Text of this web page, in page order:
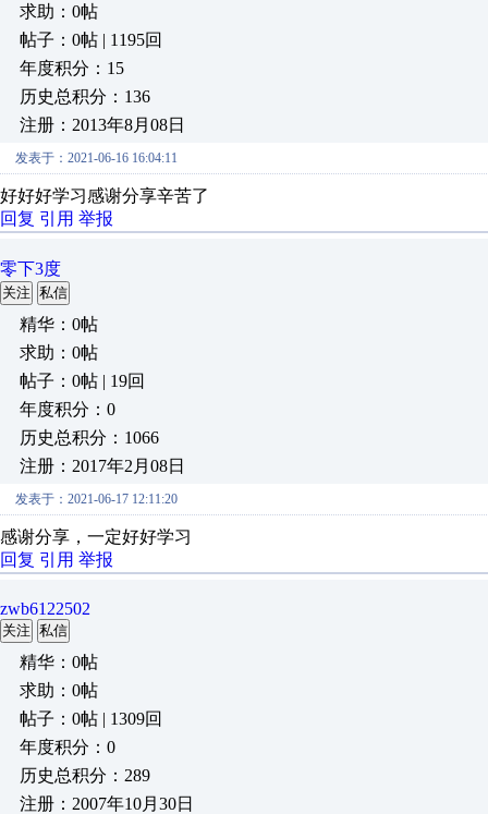
求助：0帖
帖子：0帖 | 1195回
年度积分：15
历史总积分：136
注册：2013年8月08日
发表于：2021-06-16 16:04:11
好好好学习感谢分享辛苦了
回复 引用 举报
零下3度
关注 私信
精华：0帖
求助：0帖
帖子：0帖 | 19回
年度积分：0
历史总积分：1066
注册：2017年2月08日
发表于：2021-06-17 12:11:20
感谢分享，一定好好学习
回复 引用 举报
zwb6122502
关注 私信
精华：0帖
求助：0帖
帖子：0帖 | 1309回
年度积分：0
历史总积分：289
注册：2007年10月30日